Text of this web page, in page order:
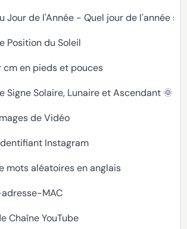
Jour de l'Année - Quel jour de l'année
Position du Soleil
cm en pieds et pouces
Signe Solaire, Lunaire et Ascendant
de Vidéo
Instagram
mots aléatoires en anglais
MAC
Chaîne YouTube